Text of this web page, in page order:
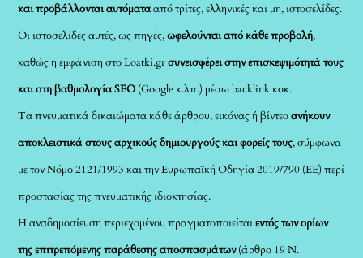
και προβάλλονται αυτόματααπό τρίτες, ελληνικές και μη, ιστοσελίδες.
Οι ιστοσελίδες αυτές, ως πηγές,ωφελούνται από κάθε προβολή,
καθώς η εμφάνιση στο Loatki.grσυνεισφέρει στην επισκεψιμότητά τους
και στη βαθμολογία SEO (Google κ.λπ.) μέσω backlink κοκ.
Τα πνευματικά δικαιώματα κάθε άρθρου, εικόνας ή βίντεοανήκουν
αποκλειστικά στους αρχικούς δημιουργούς και φορείς τους, σύμφωνα
με τον Νόμο 2121/1993 και την Ευρωπαϊκή Οδηγία 2019/790 (ΕΕ) περί
προστασίας της πνευματικής ιδιοκτησίας.
Η αναδημοσίευση περιεχομένου πραγματοποιείταιεντός των ορίων
της επιτρεπόμενης παράθεσης αποσπασμάτων(άρθρο 19 Ν.